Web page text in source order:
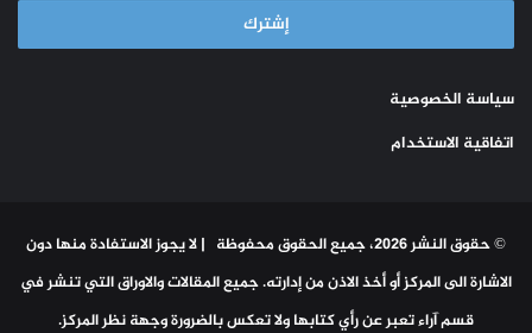
سياسة الخصوصية
اتفاقية الاستخدام
© حقوق النشر 2026، جميع الحقوق محفوظة | لا يجوز الاستفادة منها دون
الاشارة الى المركز أو أخذ الاذن من إدارته. جميع المقالات والاوراق التي تنشر في
قسم آراء تعبر عن رأي كتابها ولا تعكس بالضرورة وجهة نظر المركز.